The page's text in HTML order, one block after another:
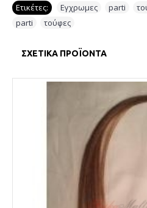
Ετικέτες: Εγχρωμες parti
parti
τούφες
ΣΧΕΤΙΚΆ ΠΡΟΪΌΝΤΑ